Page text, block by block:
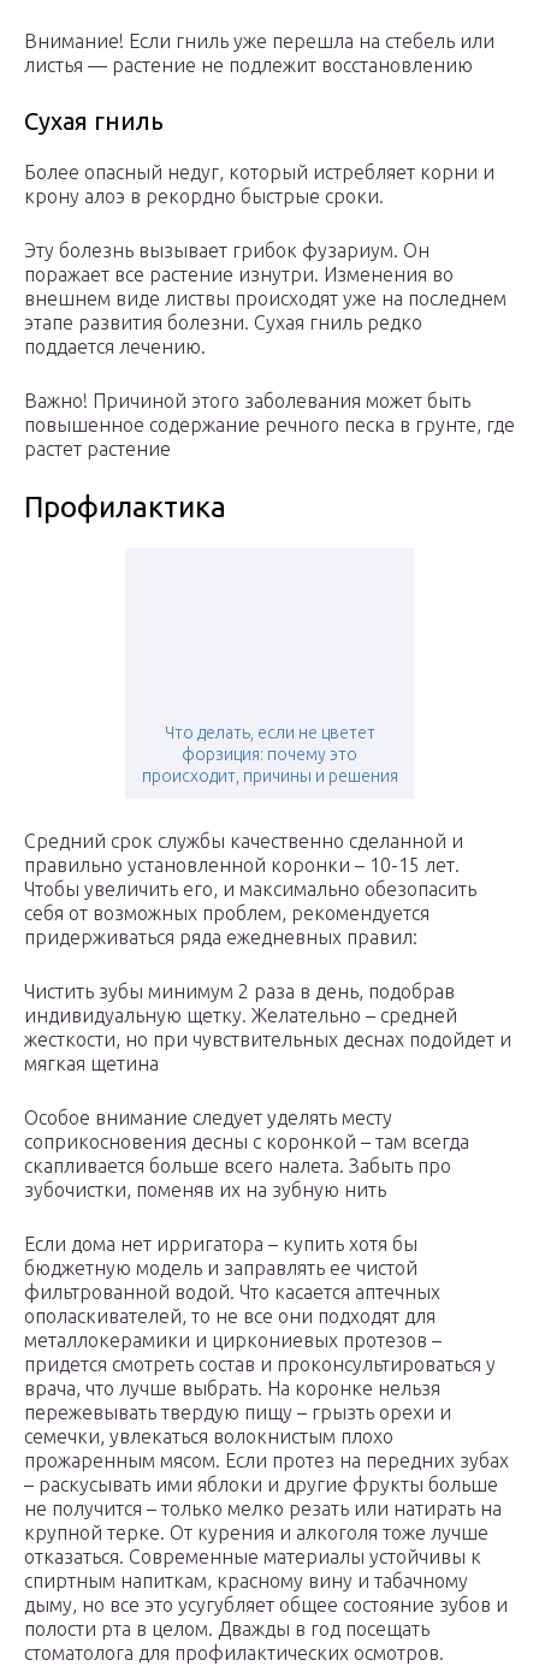
Внимание! Если гниль уже перешла на стебель или
листья — растение не подлежит восстановлению
Сухая гниль
Более опасный недуг, который истребляет корни и
крону алоэ в рекордно быстрые сроки.
Эту болезнь вызывает грибок фузариум. Он
поражает все растение изнутри. Изменения во
внешнем виде листвы происходят уже на последнем
этапе развития болезни. Сухая гниль редко
поддается лечению.
Важно! Причиной этого заболевания может быть
повышенное содержание речного песка в грунте, где
растет растение
Профилактика
Что делать, если не цветет
форзиция: почему это
происходит, причины и решения
Средний срок службы качественно сделанной и
правильно установленной коронки – 10-15 лет.
Чтобы увеличить его, и максимально обезопасить
себя от возможных проблем, рекомендуется
придерживаться ряда ежедневных правил:
Чистить зубы минимум 2 раза в день, подобрав
индивидуальную щетку. Желательно – средней
жесткости, но при чувствительных деснах подойдет и
мягкая щетина
Особое внимание следует уделять месту
соприкосновения десны с коронкой – там всегда
скапливается больше всего налета. Забыть про
зубочистки, поменяв их на зубную нить
Если дома нет ирригатора – купить хотя бы
бюджетную модель и заправлять ее чистой
фильтрованной водой. Что касается аптечных
ополаскивателей, то не все они подходят для
металлокерамики и циркониевых протезов –
придется смотреть состав и проконсультироваться у
врача, что лучше выбрать. На коронке нельзя
пережевывать твердую пищу – грызть орехи и
семечки, увлекаться волокнистым плохо
прожаренным мясом. Если протез на передних зубах
– раскусывать ими яблоки и другие фрукты больше
не получится – только мелко резать или натирать на
крупной терке. От курения и алкоголя тоже лучше
отказаться. Современные материалы устойчивы к
спиртным напиткам, красному вину и табачному
дыму, но все это усугубляет общее состояние зубов и
полости рта в целом. Дважды в год посещать
стоматолога для профилактических осмотров.